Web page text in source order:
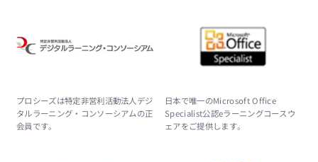
プロシーズは特定非営利活動法人デジ
タルラーニング・コンソーシアムの正
会員です。
日本で唯一のMicrosoft Office
Specialist公認eラーニングコースウ
ェアをご提供します。